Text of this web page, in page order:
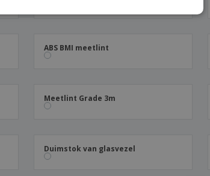
ABS BMI meetlint
Meetlint Grade 3m
Duimstok van glasvezel